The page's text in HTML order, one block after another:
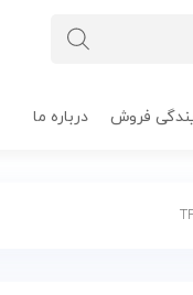
فروش درباره ما